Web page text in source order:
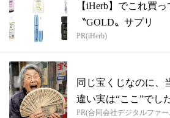
【iHerb】でこれ買
〝GOLD〟サプリ
PR(iHerb)
同じ宝くじなのに、
違い実は“ここ”でし
PR(合同会社デジタルファ